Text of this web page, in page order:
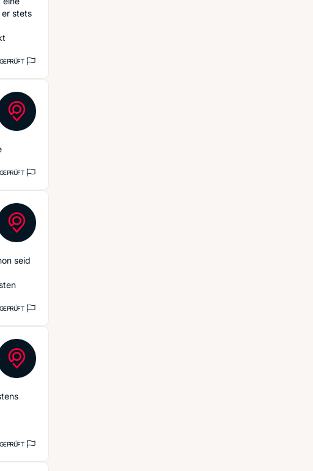
stets
GEPRÜFT
GEPRÜFT
seid
GEPRÜFT
GEPRÜFT